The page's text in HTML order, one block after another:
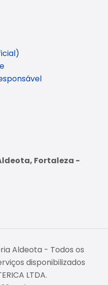
Fortaleza -
Aldeota - Todos os
disponibilizados
LTDA.